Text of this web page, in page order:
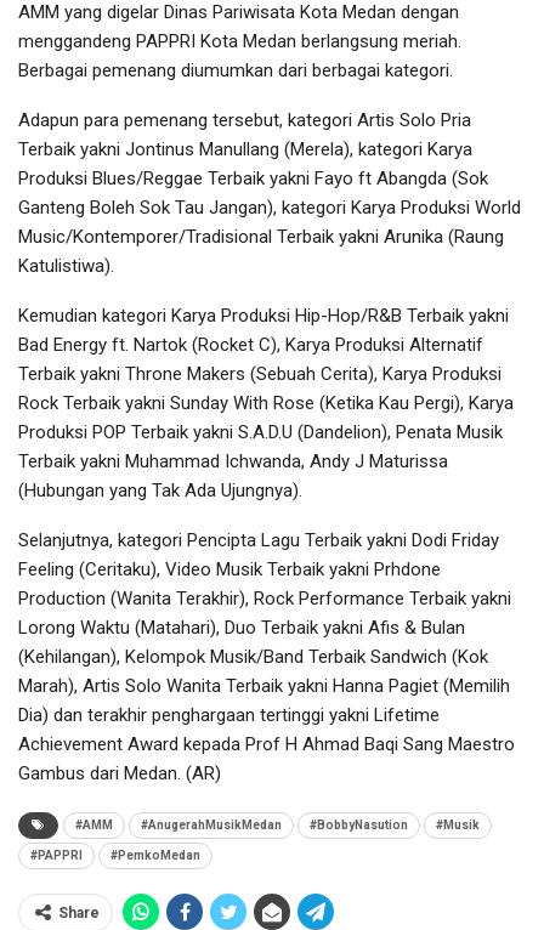
AMM yang digelar Dinas Pariwisata Kota Medan dengan
menggandeng PAPPRI Kota Medan berlangsung meriah.
Berbagai pemenang diumumkan dari berbagai kategori.
Adapun para pemenang tersebut, kategori Artis Solo Pria
Terbaik yakni Jontinus Manullang (Merela), kategori Karya
Produksi Blues/Reggae Terbaik yakni Fayo ft Abangda (Sok
Ganteng Boleh Sok Tau Jangan), kategori Karya Produksi World
Music/Kontemporer/Tradisional Terbaik yakni Arunika (Raung
Katulistiwa).
Kemudian kategori Karya Produksi Hip-Hop/R&B Terbaik yakni
Bad Energy ft. Nartok (Rocket C), Karya Produksi Alternatif
Terbaik yakni Throne Makers (Sebuah Cerita), Karya Produksi
Rock Terbaik yakni Sunday With Rose (Ketika Kau Pergi), Karya
Produksi POP Terbaik yakni S.A.D.U (Dandelion), Penata Musik
Terbaik yakni Muhammad Ichwanda, Andy J Maturissa
(Hubungan yang Tak Ada Ujungnya).
Selanjutnya, kategori Pencipta Lagu Terbaik yakni Dodi Friday
Feeling (Ceritaku), Video Musik Terbaik yakni Prhdone
Production (Wanita Terakhir), Rock Performance Terbaik yakni
Lorong Waktu (Matahari), Duo Terbaik yakni Afis & Bulan
(Kehilangan), Kelompok Musik/Band Terbaik Sandwich (Kok
Marah), Artis Solo Wanita Terbaik yakni Hanna Pagiet (Memilih
Dia) dan terakhir penghargaan tertinggi yakni Lifetime
Achievement Award kepada Prof H Ahmad Baqi Sang Maestro
Gambus dari Medan. (AR)
#AMM #AnugerahMusikMedan #BobbyNasution #Musik
#PAPPRI #PemkoMedan
Share